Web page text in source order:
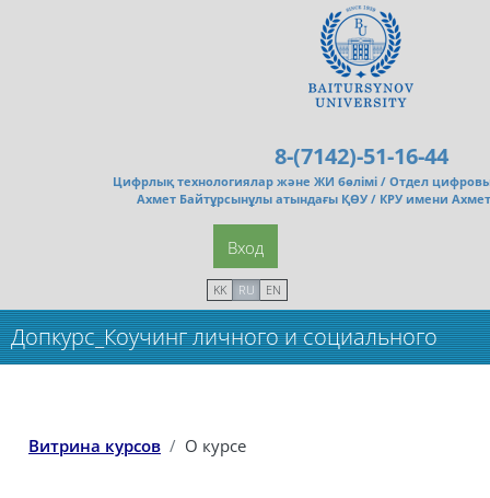
8-(7142)-51-16-44
Цифрлық технологиялар және ЖИ бөлімі / Отдел
Ахмет Байтұрсынұлы атындағы ҚӨУ / КРУ имени
Вход
KK RU EN
Допкурс_Коучинг личного и социального
Витрина курсов О курсе